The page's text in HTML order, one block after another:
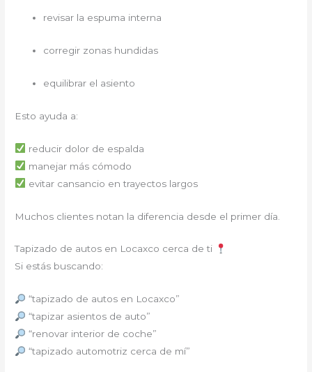
revisar la espuma interna
corregir zonas hundidas
equilibrar el asiento
Esto ayuda a:
reducir dolor de espalda
manejar más cómodo
evitar cansancio en trayectos largos
Muchos clientes notan la diferencia desde el primer día.
Tapizado de autos en Locaxco cerca de ti
Si estás buscando:
“tapizado de autos en Locaxco”
“tapizar asientos de auto”
“renovar interior de coche”
“tapizado automotriz cerca de mí”